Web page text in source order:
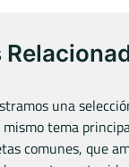
una
tema
comunes, que